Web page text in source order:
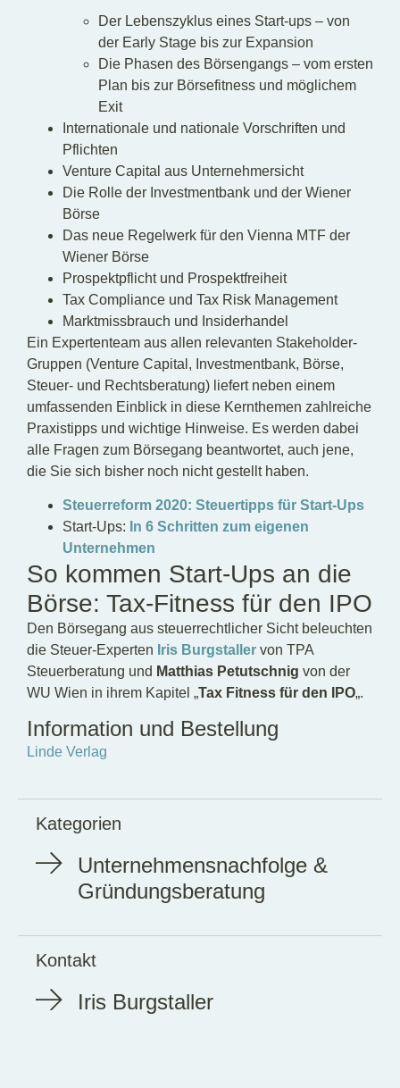
Der Lebenszyklus eines Start-ups – von
der Early Stage bis zur Expansion
Die Phasen des Börsengangs – vom ersten
Plan bis zur Börsefitness und möglichem
Exit
Internationale und nationale Vorschriften und
Pflichten
Venture Capital aus Unternehmersicht
Die Rolle der Investmentbank und der Wiener
Börse
Das neue Regelwerk für den Vienna MTF der
Wiener Börse
Prospektpflicht und Prospektfreiheit
Tax Compliance und Tax Risk Management
Marktmissbrauch und Insiderhandel
Ein Expertenteam aus allen relevanten Stakeholder-
Gruppen (Venture Capital, Investmentbank, Börse,
Steuer- und Rechtsberatung) liefert neben einem
umfassenden Einblick in diese Kernthemen zahlreiche
Praxistipps und wichtige Hinweise. Es werden dabei
alle Fragen zum Börsegang beantwortet, auch jene,
die Sie sich bisher noch nicht gestellt haben.
Steuerreform 2020: Steuertipps für Start-Ups
Start-Ups: In 6 Schritten zum eigenen
Unternehmen
So kommen Start-Ups an die
Börse: Tax-Fitness für den IPO
Den Börsegang aus steuerrechtlicher Sicht beleuchten
die Steuer-Experten Iris Burgstaller von TPA
Steuerberatung und Matthias Petutschnig von der
WU Wien in ihrem Kapitel „Tax Fitness für den IPO„.
Information und Bestellung
Linde Verlag
Kategorien
Unternehmensnachfolge &
Gründungsberatung
Kontakt
Iris Burgstaller